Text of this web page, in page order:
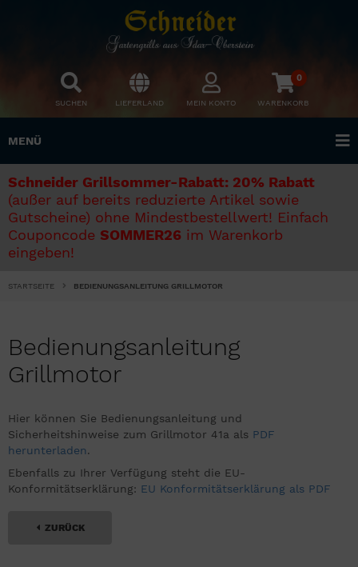
SUCHEN LIEFERLAND MEIN KONTO
0
WARENKORB
MENÜ
Schneider Grillsommer-Rabatt: 20% Rabatt
(außer auf bereits reduzierte Artikel sowie
Gutscheine) ohne Mindestbestellwert! Einfach
Couponcode SOMMER26 im Warenkorb
eingeben!
STARTSEITE BEDIENUNGSANLEITUNG GRILLMOTOR
Bedienungsanleitung
Grillmotor
Hier können Sie Bedienungsanleitung und
Sicherheitshinweise zum Grillmotor 41a als PDF
herunterladen.
Ebenfalls zu Ihrer Verfügung steht die EU-
Konformitätserklärung: EU Konformitätserklärung als PDF
ZURÜCK